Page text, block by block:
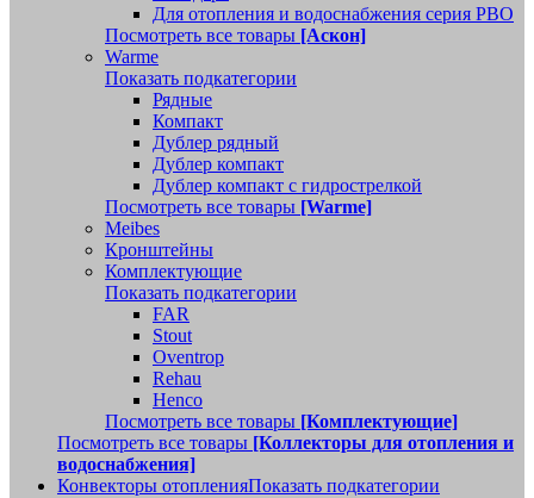
Для отопления и водоснабжения серия РВО
Посмотреть все товары [Аскон]
Warme
Показать подкатегории
Рядные
Компакт
Дублер рядный
Дублер компакт
Дублер компакт с гидрострелкой
Посмотреть все товары [Warme]
Meibes
Кронштейны
Комплектующие
Показать подкатегории
FAR
Stout
Oventrop
Rehau
Henco
Посмотреть все товары [Комплектующие]
Посмотреть все товары [Коллекторы для отопления и
водоснабжения]
Конвекторы отопленияПоказать подкатегории